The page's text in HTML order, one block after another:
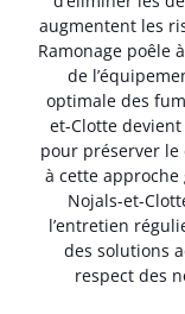
augmentent les
Ramonage poêle
de
optimale des
et-Clotte
pour préserver
à cette approche
Nojals-et-
l’entretien
des solutions
respect des